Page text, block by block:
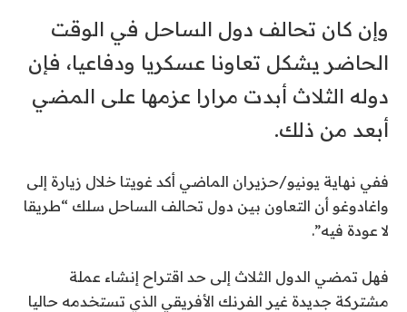
وإن كان تحالف دول الساحل في الوقت
الحاضر يشكل تعاونا عسكريا ودفاعيا، فإن
دوله الثلاث أبدت مرارا عزمها على المضي
أبعد من ذلك.
ففي نهاية يونيو/حزيران الماضي أكد غويتا خلال زيارة إلى
واغادوغو أن التعاون بين دول تحالف الساحل سلك “طريقا
لا عودة فيه”.
فهل تمضي الدول الثلاث إلى حد اقتراح إنشاء عملة
مشتركة جديدة غير الفرنك الأفريقي الذي تستخدمه حاليا